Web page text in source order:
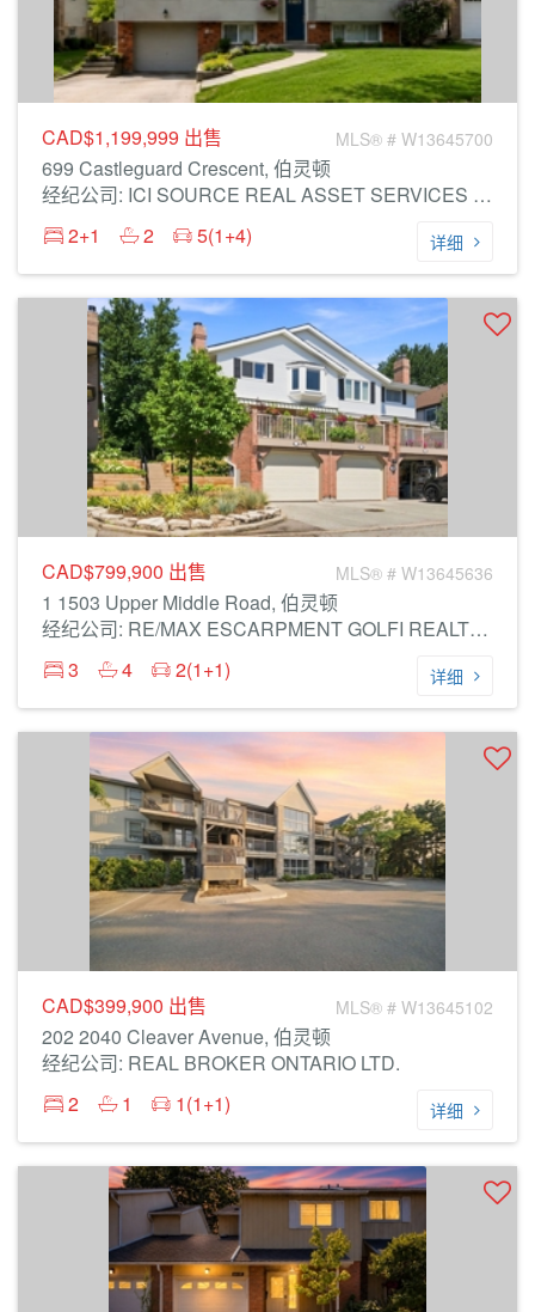
CAD$1,199,999 出售 MLS® # W13645700
699 Castleguard Crescent, 伯灵顿
经纪公司: ICI SOURCE REAL ASSET SERVICES INC.
2+1
2 5(1+4) 详细
CAD$799,900 出售 MLS® # W13645636
1 1503 Upper Middle Road, 伯灵顿
经纪公司: RE/MAX ESCARPMENT GOLFI REALTY INC.
3
4 2(1+1) 详细
CAD$399,900 出售 MLS® # W13645102
202 2040 Cleaver Avenue, 伯灵顿
经纪公司: REAL BROKER ONTARIO LTD.
2
1 1(1+1) 详细